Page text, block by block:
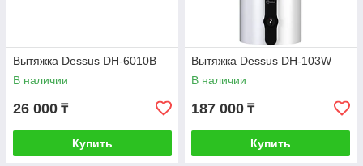
Вытяжка Dessus DH-6010B
В наличии
26 000 ₸
Купить
Вытяжка Dessus DH-103W
В наличии
187 000 ₸
Купить